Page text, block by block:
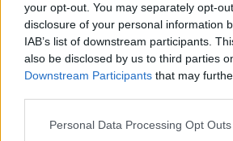
your opt-out. You may separately opt-
disclosure of your personal information
IAB’s list of downstream participants.
also be disclosed by us to third parties
Downstream Participants that may
Please note that this website/app uses
Personal Data Processing Opt Outs